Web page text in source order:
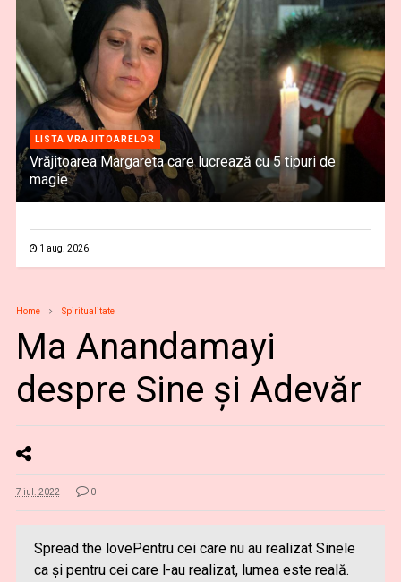
LISTA VRAJITOARELOR
Vrăjitoarea Margareta care lucrează cu 5 tipuri de
magie
1 aug. 2026
Home Spiritualitate
Ma Anandamayi
despre Sine şi Adevăr
7 iul. 2022 0
Spread the lovePentru cei care nu au realizat Sinele
ca și pentru cei care l-au realizat, lumea este reală.